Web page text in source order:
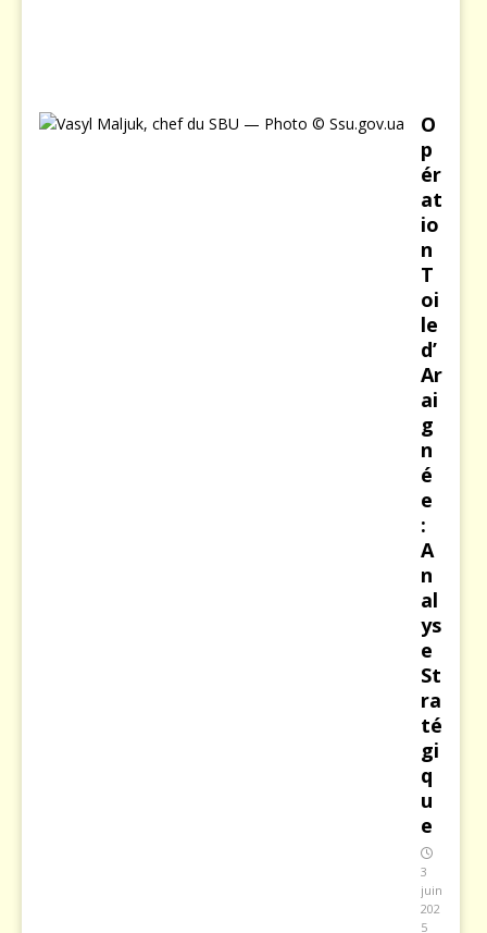
O
p
ér
at
io
n
T
oi
le
d’
Ar
ai
g
n
é
e
:
A
n
al
ys
e
St
ra
té
gi
q
u
e
3
juin
202
5